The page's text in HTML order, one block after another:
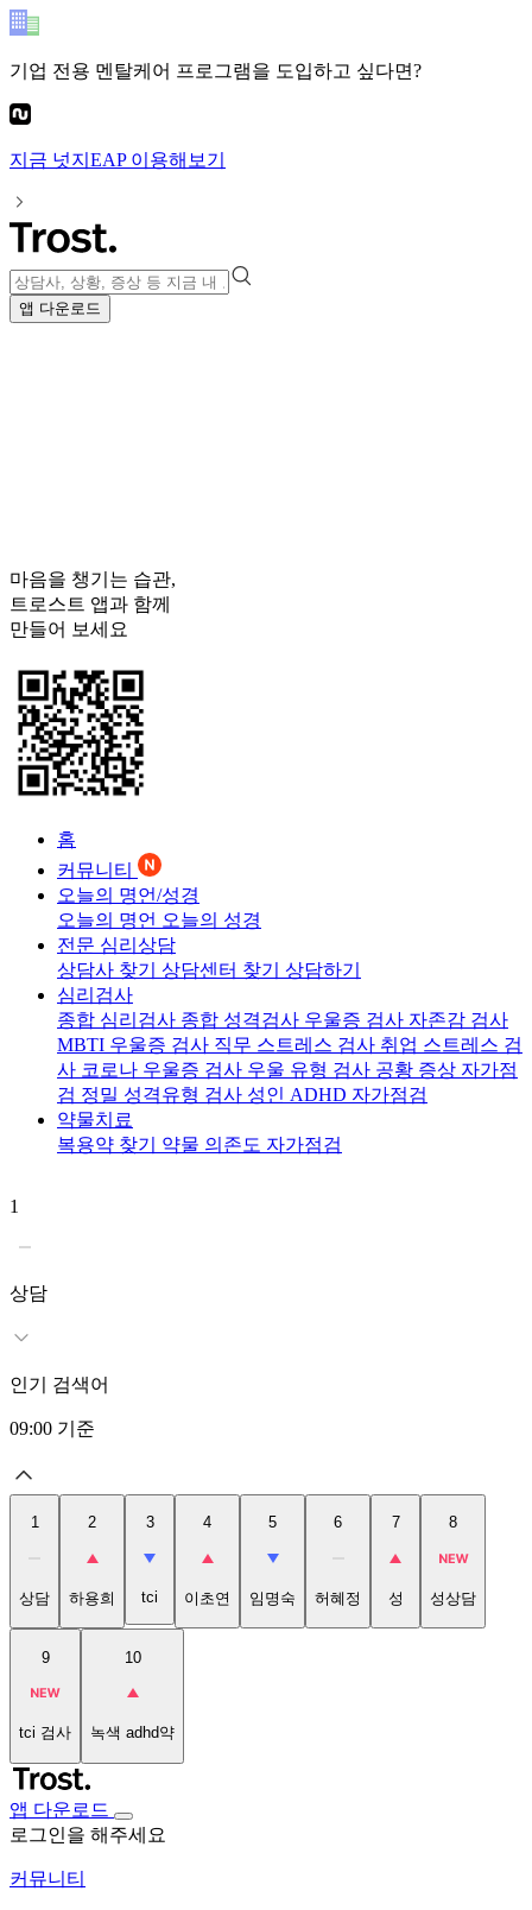
기업 전용 멘탈케어 프로그램을 도입하고 싶다면?
지금 넛지EAP이용해보기
앱 다운로드
마음을 챙기는 습관,
트로스트 앱과 함께
만들어 보세요
홈
커뮤니티
오늘의 명언/성경
오늘의 명언 오늘의 성경
전문 심리상담
상담사 찾기 상담센터 찾기 상담하기
심리검사
종합 심리검사 종합 성격검사 우울증 검사 자존감 검사
MBTI 우울증 검사 직무 스트레스 검사 취업 스트레스 검
사 코로나 우울증 검사 우울 유형 검사 공황 증상 자가점
검 정밀 성격유형 검사 성인 ADHD 자가점검
약물치료
복용약 찾기 약물 의존도 자가점검
1
상담
인기 검색어
09:00 기준
1
상담
2
하용희
3
tci
4
이초연
5
임명숙
6
허혜정
7
성
8
성상담
9
tci 검사
10
녹색 adhd약
앱 다운로드
로그인을 해주세요
커뮤니티